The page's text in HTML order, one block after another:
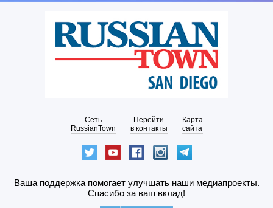
Сеть
RussianTown
Перейти
в контакты
Карта
сайта
Ваша поддержка помогает улучшать наши медиапроекты.
Спасибо за ваш вклад!